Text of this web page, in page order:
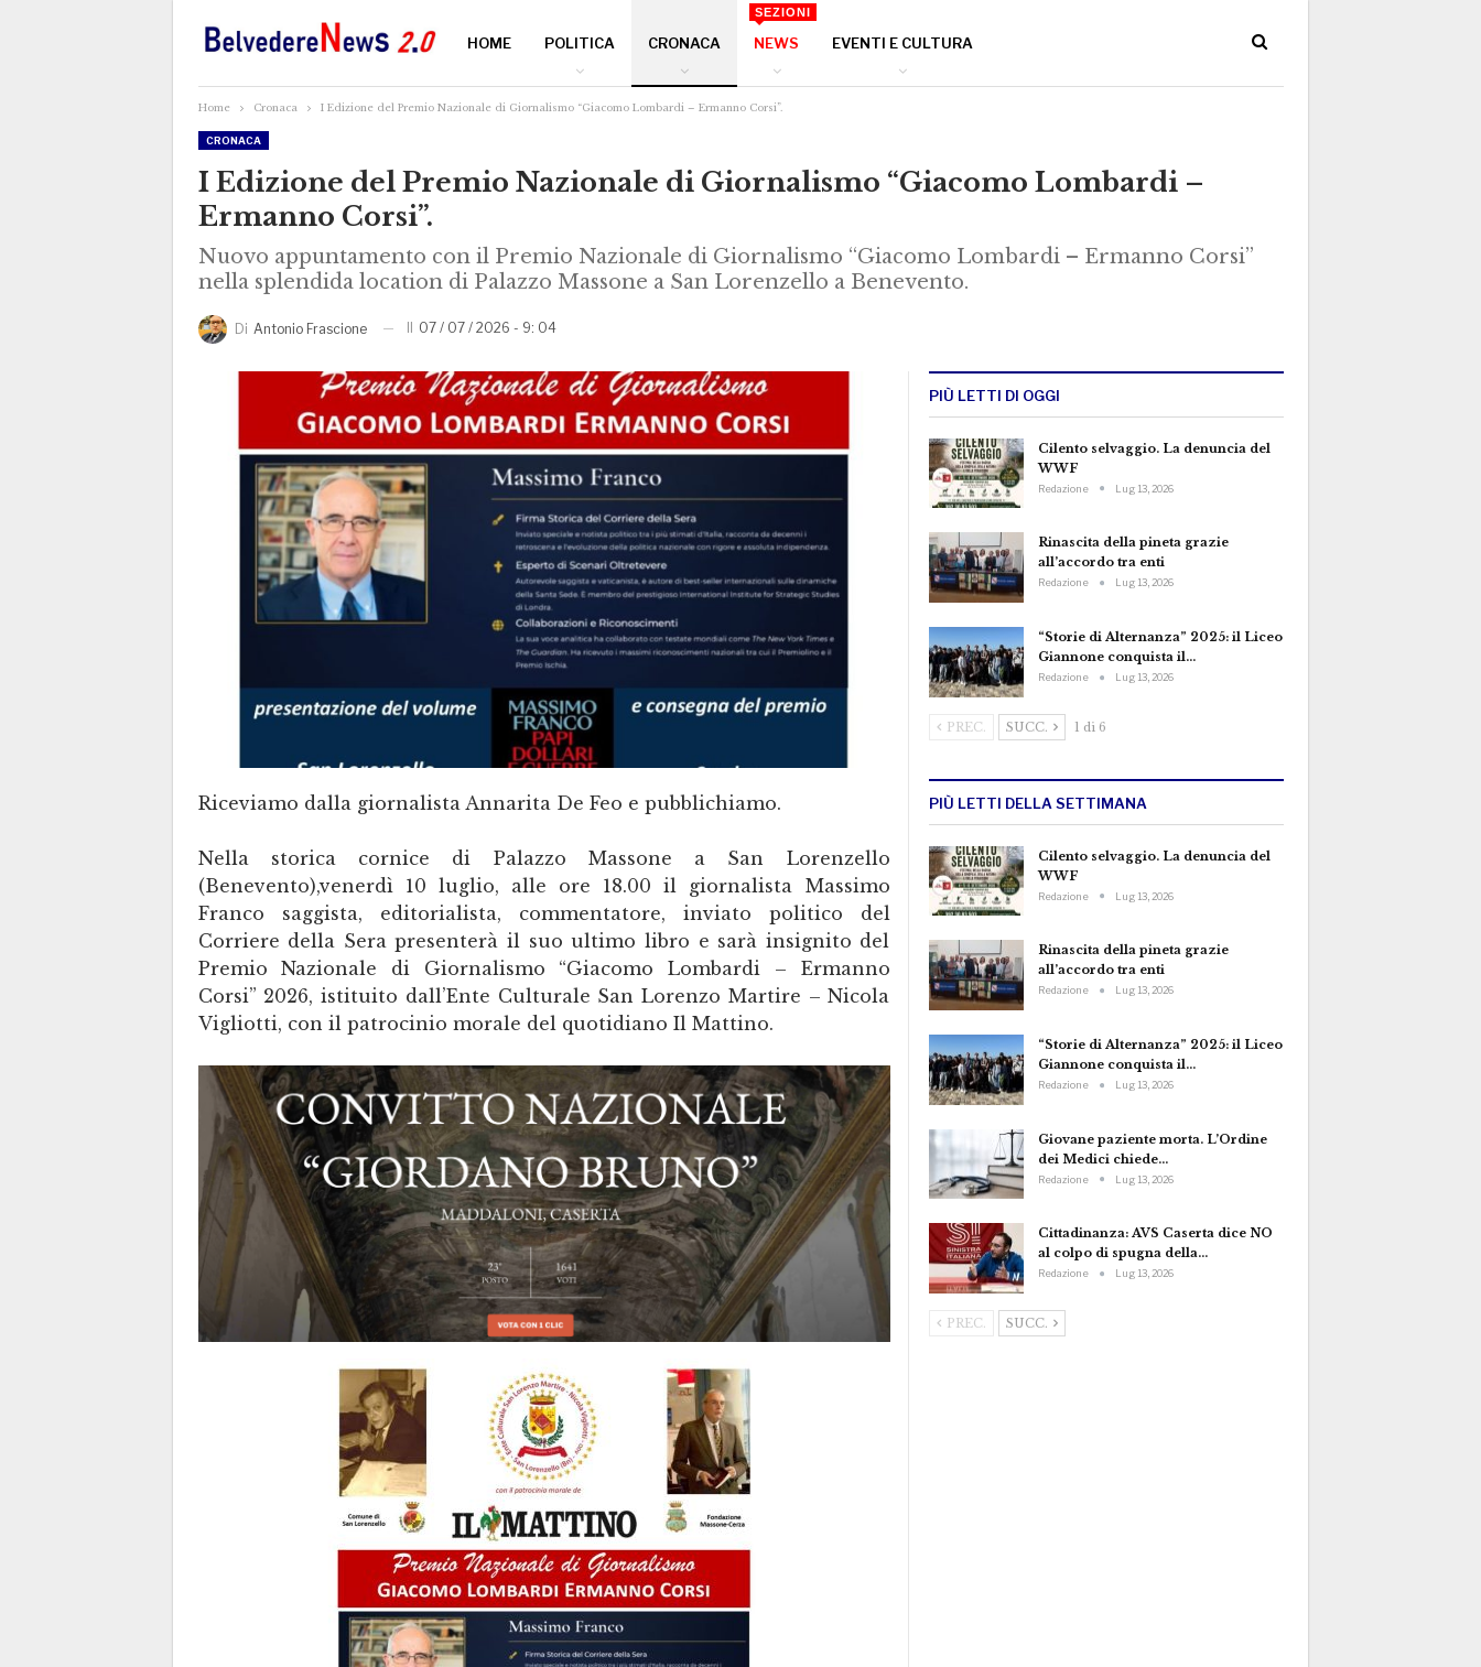
HOME POLITICA CRONACA NEWS
SEZIONI
EVENTI E CULTURA
Home Cronaca I Edizione del Premio Nazionale di Giornalismo “Giacomo Lombardi – Ermanno Corsi”.
CRONACA
I Edizione del Premio Nazionale di Giornalismo “Giacomo Lombardi –
Ermanno Corsi”.
Nuovo appuntamento con il Premio Nazionale di Giornalismo “Giacomo Lombardi – Ermanno Corsi”
nella splendida location di Palazzo Massone a San Lorenzello a Benevento.
Di Antonio Frascione 07 / 07 / 2026 - 9: 04
Riceviamo dalla giornalista Annarita De Feo e pubblichiamo.
Nella storica cornice di Palazzo Massone a San Lorenzello
(Benevento),venerdì 10 luglio, alle ore 18.00 il giornalista Massimo
Franco saggista, editorialista, commentatore, inviato politico del
Corriere della Sera presenterà il suo ultimo libro e sarà insignito del
Premio Nazionale di Giornalismo “Giacomo Lombardi – Ermanno
Corsi” 2026, istituito dall’Ente Culturale San Lorenzo Martire – Nicola
Vigliotti, con il patrocinio morale del quotidiano Il Mattino.
PIÙ LETTI DI OGGI
Cilento selvaggio. La denuncia del
WWF
Redazione Lug 13, 2026
Rinascita della pineta grazie
all’accordo tra enti
Redazione Lug 13, 2026
“Storie di Alternanza” 2025: il Liceo
Giannone conquista il…
Redazione Lug 13, 2026
PREC. SUCC. 1 di 6
PIÙ LETTI DELLA SETTIMANA
Cilento selvaggio. La denuncia del
WWF
Redazione Lug 13, 2026
Rinascita della pineta grazie
all’accordo tra enti
Redazione Lug 13, 2026
“Storie di Alternanza” 2025: il Liceo
Giannone conquista il…
Redazione Lug 13, 2026
Giovane paziente morta. L’Ordine
dei Medici chiede…
Redazione Lug 13, 2026
Cittadinanza: AVS Caserta dice NO
al colpo di spugna della…
Redazione Lug 13, 2026
PREC. SUCC.